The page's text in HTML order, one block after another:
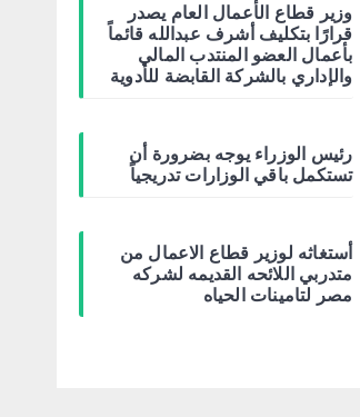
وزير قطاع الأعمال العام يصدر
قرارًا بتكليف أشرف عبدالله قائماً
بأعمال العضو المنتدب المالي
والإداري بالشركة القابضة للأدوية
رئيس الوزراء يوجه بضرورة أن
تستكمل باقي الوزارات تدريجياً
أستغاثه لوزير قطاع الاعمال من
متدربي اللائحه القديمه لشركه
مصر لتامينات الحياه